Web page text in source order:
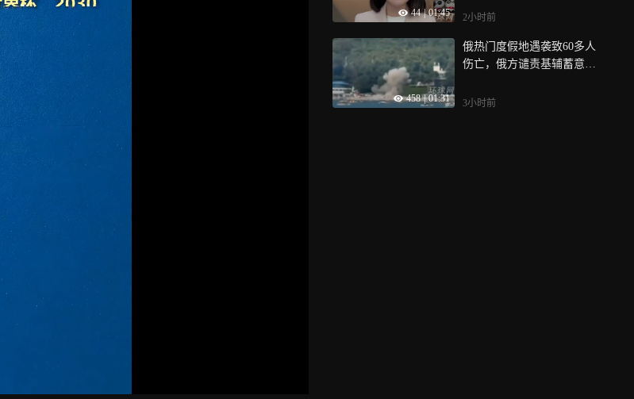
44 | 01:45 2小时前
458 | 01:31
俄热门度假地遇袭致60多人
伤亡，俄方谴责基辅蓄意袭
3小时前